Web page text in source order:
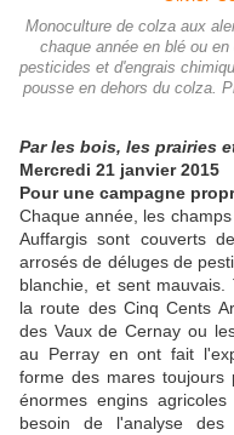
Monoculture de colza aux
chaque année en blé ou
pesticides et d'engrais
pousse en dehors du colza.
Par les bois, les prairies
Mercredi 21 janvier 2015
Pour une campagne
Chaque année, les
Auffargis sont couverts
arrosés de déluges de
blanchie, et sent
la route des Cinq Cents
des Vaux de Cernay ou
au Perray en ont fait
forme des mares
énormes engins
besoin de l'analyse des